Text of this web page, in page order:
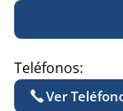
Teléfonos:
Ver